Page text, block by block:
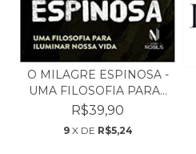
O MILAGRE ESPINOSA -
UMA FILOSOFIA PARA...
R$39,90
9 X DE R$5,24